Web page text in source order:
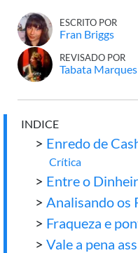
ESCRITO POR
Fran Briggs
REVISADO POR
Tabata Marques
INDICE
> Enredo de
Crítica
> Entre o
> Analisando os
> Fraqueza e
> Vale a pena